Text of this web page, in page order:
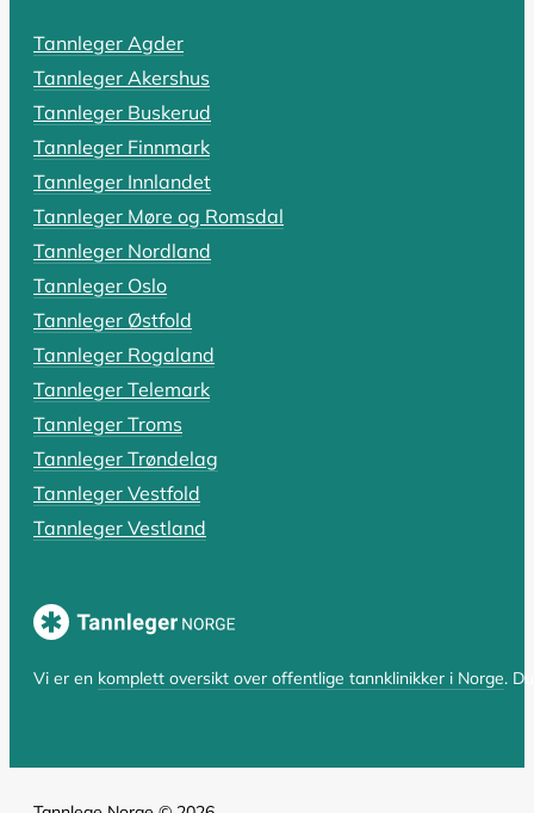
Tannlegevakt: Hva koster
En pulserende tannpine som holder deg våken, en
LES HELE ARTIKKELEN
SIST OPPDATERT 19. OKTOBER 2025
Rotfylling: Alt du må vite om pris,
Har du fått beskjed om at du trenger en rotfylling,
LES HELE ARTIKKELEN
SIST OPPDATERT 17. OKTOBER 2025
Hvorfor er tannlegen så dyr? En
Tannleger Agder
Tannleger Akershus
Tannleger Buskerud
Tannleger Finnmark
Tannleger Innlandet
Tannleger Møre og Romsdal
Tannleger Nordland
Tannleger Oslo
Tannleger Østfold
Tannleger Rogaland
Tannleger Telemark
Tannleger Troms
Tannleger Trøndelag
Tannleger Vestfold
Tannleger Vestland
Vi er en komplett oversikt over offentlige tannklinikker i Norge.